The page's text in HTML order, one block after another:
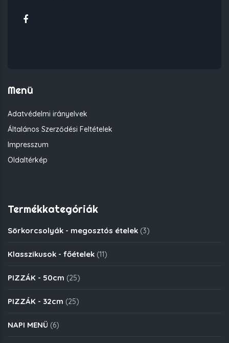
Menü
Adatvédelmi irányelvek
Általános Szerződési Feltételek
Impresszum
Oldaltérkép
Termékkategóriák
Sörkorcsolyák - megosztós ételek (3)
Klasszikusok - főételek (11)
PIZZÁK - 50cm (25)
PIZZÁK - 32cm (25)
NAPI MENÜ (6)